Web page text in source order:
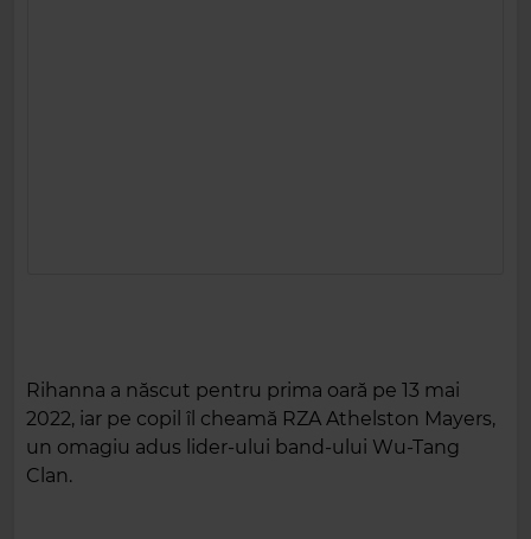
Rihanna a născut pentru prima oară pe 13 mai
2022, iar pe copil îl cheamă RZA Athelston Mayers,
un omagiu adus lider-ului band-ului Wu-Tang
Clan.